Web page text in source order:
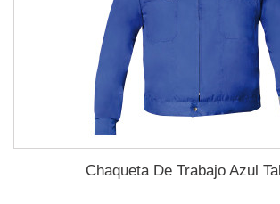
Chaqueta De Trabajo Azul